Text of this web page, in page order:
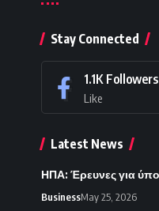
Stay Connected
1.1K Followers
Like
Latest News
ΗΠΑ: Έρευνες για
BusinessMay 25, 2026